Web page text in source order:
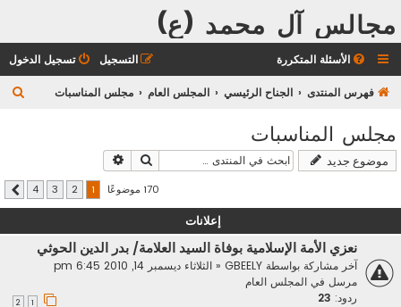
مجالس آل محمد (ع)
الأسئلة المتكررة تسجيل الدخول التسجيل
فهرس المنتدى الجناح الرئيسي المجلس العام مجلس المناسبات
ب
مجلس المناسبات
موضوع جديد بحث
170 موضوعًا 2
3
4 التالي
إعلانات
نعزي الأمة الإسلامية بوفاة السيد العلامة/ بدر الدين الحوثي
آخر مشاركة بواسطة GBEELY
« الثلاثاء ديسمبر 14, 2010 6:45 pm
مرسل في المجلس العام
ردود: 23